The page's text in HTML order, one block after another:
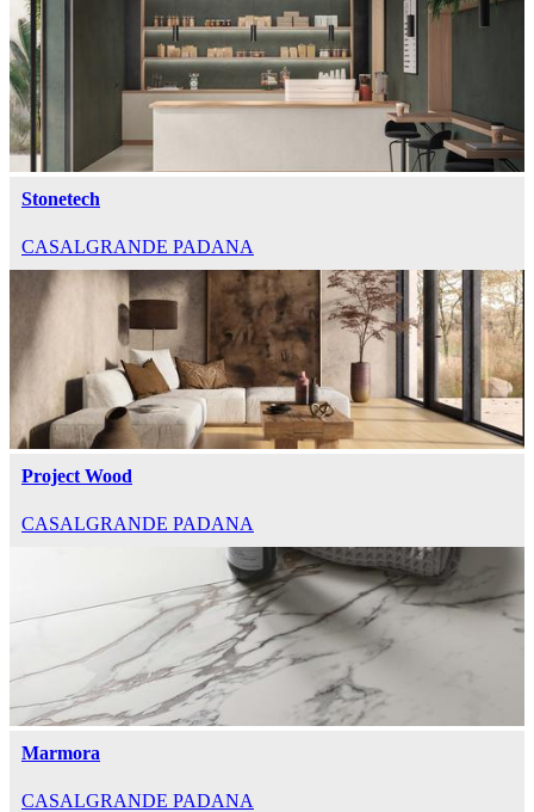
Stonetech
CASALGRANDE PADANA
Project Wood
CASALGRANDE PADANA
Marmora
CASALGRANDE PADANA